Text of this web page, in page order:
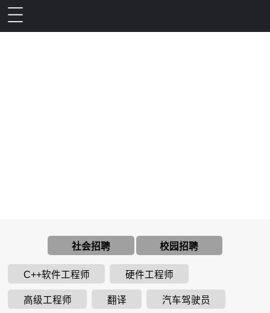
社会招聘 校园招聘
C++软件工程师 硬件工程师
高级工程师 翻译 汽车驾驶员